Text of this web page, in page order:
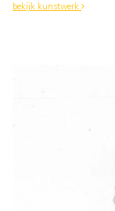
bekijk kunstwerk